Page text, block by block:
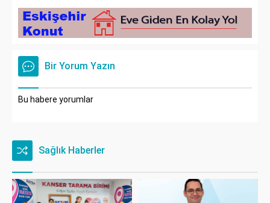
Bir Yorum Yazın
Bu habere yorumlar
Sağlık Haberler